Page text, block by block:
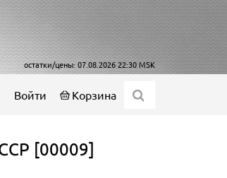
остатки/цены: 07.08.2026 22:30 MSK
Войти Корзина
[00009]